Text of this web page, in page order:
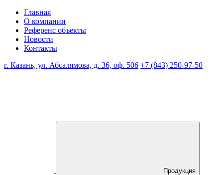
Главная
О компании
Референс объекты
Новости
Контакты
г. Казань, ул. Абсалямова, д. 36, оф. 506 +7 (843) 250-97-50
Продукция